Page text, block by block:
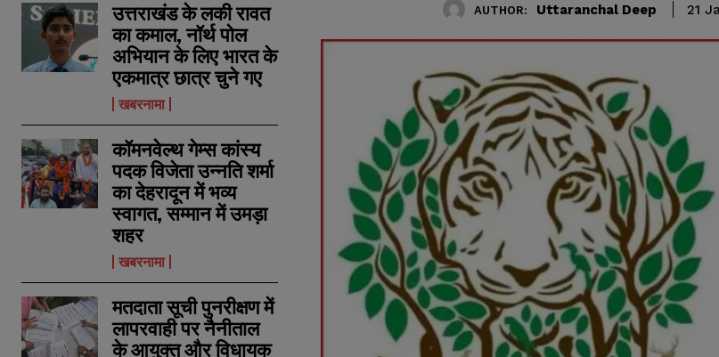
उत्तराखंड के लकी रावत
का कमाल, नॉर्थ पोल
अभियान के लिए भारत के
एकमात्र छात्र चुने गए
खबरनामा
कॉमनवेल्थ गेम्स कांस्य
पदक विजेता उन्नति शर्मा
का देहरादून में भव्य
स्वागत, सम्मान में उमड़ा
शहर
खबरनामा
मतदाता सूची पुनरीक्षण में
लापरवाही पर नैनीताल
के आयुक्त और विधायक
AUTHOR: Uttaranchal Deep 21